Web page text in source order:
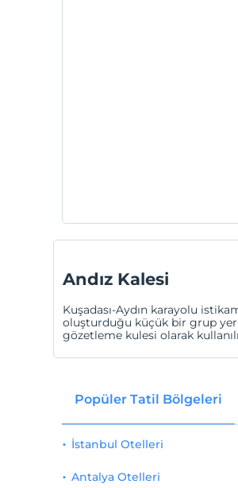
Andız Kalesi
Kuşadası-Aydın karayolu
oluşturduğu küçük bir grup
gözetleme kulesi olarak
Popüler Tatil Bölgeleri
İstanbul Otelleri
Antalya Otelleri